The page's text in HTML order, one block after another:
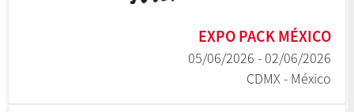
EXPO PACK MÉXICO
02/06/2026 - 05/06/2026
CDMX - México